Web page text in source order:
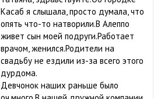
Касаб я слышала, просто думала, что
опять что-то натворили.В Алеппо
живет сын моей подруги.Работает
врачом, женился.Родители на
свадьбу не ездили из-за всего этого
дурдома.
Девчонок наших раньше было